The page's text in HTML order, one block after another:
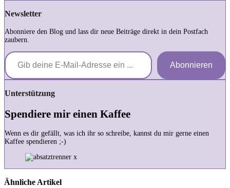
Newsletter
Abonniere den Blog und lass dir neue Beiträge direkt in dein Postfach
zaubern.
Gib deine E-Mail-Adresse ein ...
Abonnieren
Unterstützung
Spendiere mir einen Kaffee
Wenn es dir gefällt, was ich ihr so schreibe, kannst du mir gerne einen
Kaffee spendieren ;-)
Ähnliche Artikel